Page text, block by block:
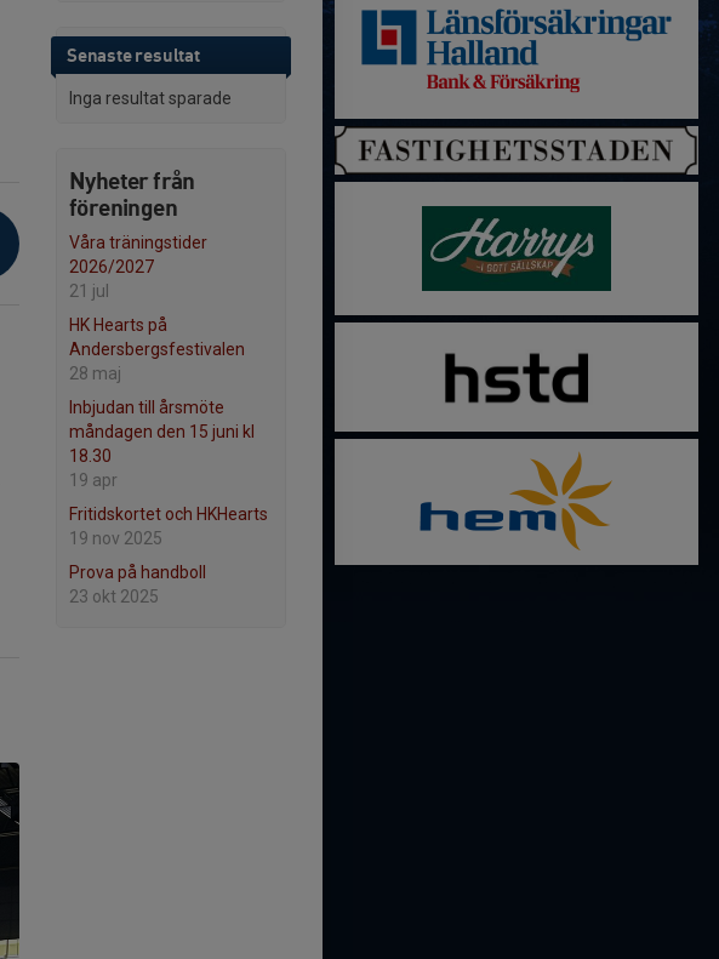
Senaste resultat
Inga resultat sparade
Nyheter från
föreningen
Våra träningstider
2026/2027
21 jul
HK Hearts på
Andersbergsfestivalen
28 maj
Inbjudan till årsmöte
måndagen den 15 juni kl
18.30
19 apr
Fritidskortet och HKHearts
19 nov 2025
Prova på handboll
23 okt 2025